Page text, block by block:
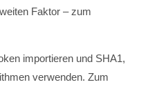
Faktor – zum
importieren und SHA1,
verwenden. Zum